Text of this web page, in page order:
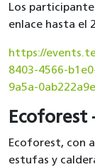
Los
enlace hasta el
https://
8403-4566-
9a5a-
Ecoforest
Ecoforest, con
estufas y